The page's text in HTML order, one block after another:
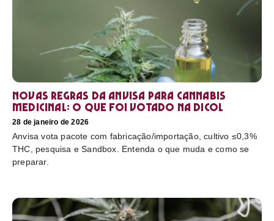
Novas regras da Anvisa para cannabis
medicinal: o que foi votado na Dicol
28 de janeiro de 2026
Anvisa vota pacote com fabricação/importação, cultivo ≤0,3%
THC, pesquisa e Sandbox. Entenda o que muda e como se
preparar.